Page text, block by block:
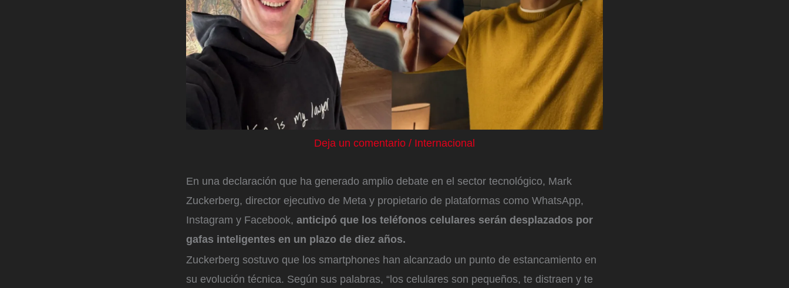
Deja un comentario / Internacional
En una declaración que ha generado amplio debate en el sector tecnológico, Mark
Zuckerberg, director ejecutivo de Meta y propietario de plataformas como WhatsApp,
Instagram y Facebook, anticipó que los teléfonos celulares serán desplazados por
gafas inteligentes en un plazo de diez años.
Zuckerberg sostuvo que los smartphones han alcanzado un punto de estancamiento en
su evolución técnica. Según sus palabras, “los celulares son pequeños, te distraen y te